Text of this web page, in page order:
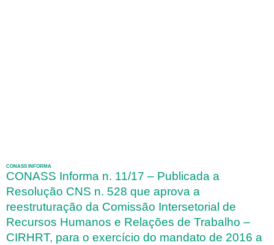
CONASS INFORMA
CONASS Informa n. 11/17 – Publicada a
Resolução CNS n. 528 que aprova a
reestruturação da Comissão Intersetorial de
Recursos Humanos e Relações de Trabalho –
CIRHRT, para o exercício do mandato de 2016 a